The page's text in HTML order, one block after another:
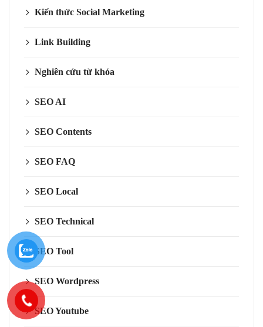
Kiến thức Social Marketing
Link Building
Nghiên cứu từ khóa
SEO AI
SEO Contents
SEO FAQ
SEO Local
SEO Technical
SEO Tool
SEO Wordpress
SEO Youtube